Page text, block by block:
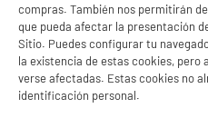
Si aceptas, la experiencia será aún
estadísticas anónimas basadas en tu
gestionando sus cookies.
¡Buena visita!
compras. También nos permitirán
que pueda afectar la presentación
Sitio. Puedes configurar tu
la existencia de estas cookies, pero
verse afectadas. Estas cookies no
identificación personal.